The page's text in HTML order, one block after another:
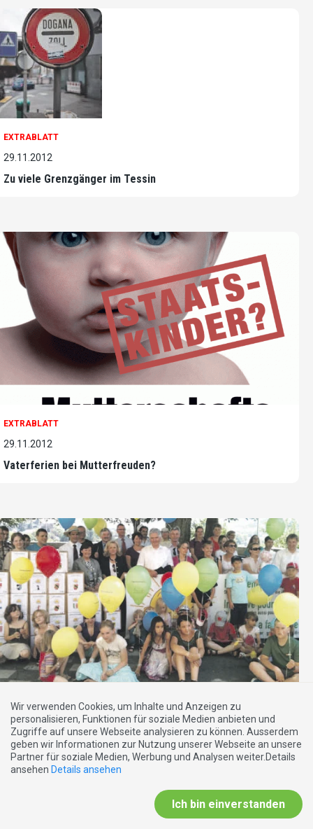
EXTRABLATT
29.11.2012
Zu viele Grenzgänger im Tessin
EXTRABLATT
29.11.2012
Vaterferien bei Mutterfreuden?
EXTRABLATT
29.11.2012
Die Familieninitiative der SVP
Wir verwenden Cookies, um Inhalte und Anzeigen zu
personalisieren, Funktionen für soziale Medien anbieten und
Zugriffe auf unsere Webseite analysieren zu können. Ausserdem
geben wir Informationen zur Nutzung unserer Webseite an unsere
Partner für soziale Medien, Werbung und Analysen weiter.Details
ansehen Details ansehen
Ich bin einverstanden